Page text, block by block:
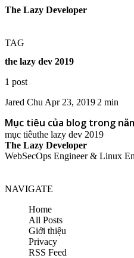
The Lazy Developer
TAG
the lazy dev 2019
1 post
Jared Chu Apr 23, 2019 2 min
Mục tiêu của blog trong
mục tiêuthe lazy dev 2019
The Lazy Developer
WebSecOps Engineer & Linux
NAVIGATE
Home
All Posts
Giới thiệu
Privacy
RSS Feed